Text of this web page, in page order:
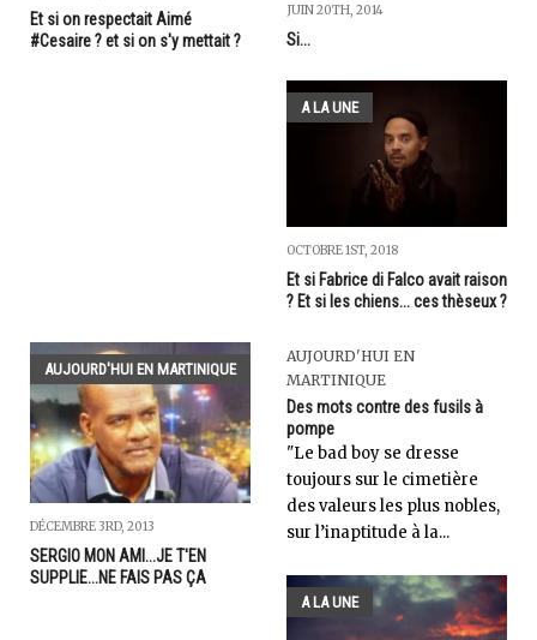
Et si on respectait Aimé
#Cesaire ? et si on s'y mettait ?
JUIN 20TH, 2014
Si...
A LA UNE
OCTOBRE 1ST, 2018
Et si Fabrice di Falco avait raison
? Et si les chiens... ces thèseux ?
AUJOURD'HUI EN MARTINIQUE
DÉCEMBRE 3RD, 2013
SERGIO MON AMI...JE T'EN
SUPPLIE...NE FAIS PAS ÇA
AUJOURD'HUI EN
MARTINIQUE
Des mots contre des fusils à
pompe
"Le bad boy se dresse
toujours sur le cimetière
des valeurs les plus nobles,
sur l’inaptitude à la...
A LA UNE